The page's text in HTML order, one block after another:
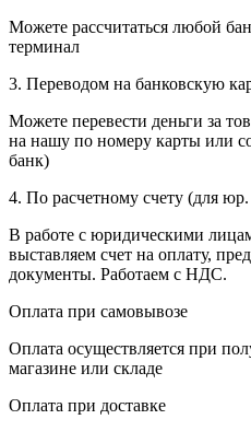
Можете рассчитаться любой
терминал
3. Переводом на банковскую
Можете перевести деньги за
на нашу по номеру карты или
банк)
4. По расчетному счету (для
В работе с юридическими
выставляем счет на оплату,
документы. Работаем с НДС.
Оплата при самовывозе
Оплата осуществляется при
магазине или складе
Оплата при доставке